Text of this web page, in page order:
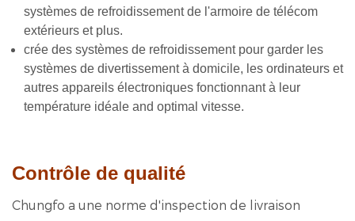
systèmes de refroidissement de l'armoire de télécom
extérieurs et plus.
crée des systèmes de refroidissement pour garder les
systèmes de divertissement à domicile, les ordinateurs et
autres appareils électroniques fonctionnant à leur
température idéale and optimal vitesse.
Contrôle de qualité
Chungfo a une norme d'inspection de livraison